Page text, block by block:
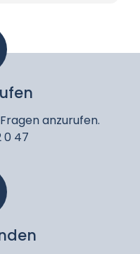
anzurufen.
0 47